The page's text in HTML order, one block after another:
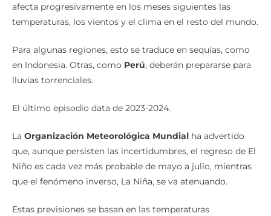
afecta progresivamente en los meses siguientes las
temperaturas, los vientos y el clima en el resto del mundo.
Para algunas regiones, esto se traduce en sequías, como
en Indonesia. Otras, como Perú, deberán prepararse para
lluvias torrenciales.
El último episodio data de 2023-2024.
La Organización Meteorológica Mundial ha advertido
que, aunque persisten las incertidumbres, el regreso de El
Niño es cada vez más probable de mayo a julio, mientras
que el fenómeno inverso, La Niña, se va atenuando.
Estas previsiones se basan en las temperaturas